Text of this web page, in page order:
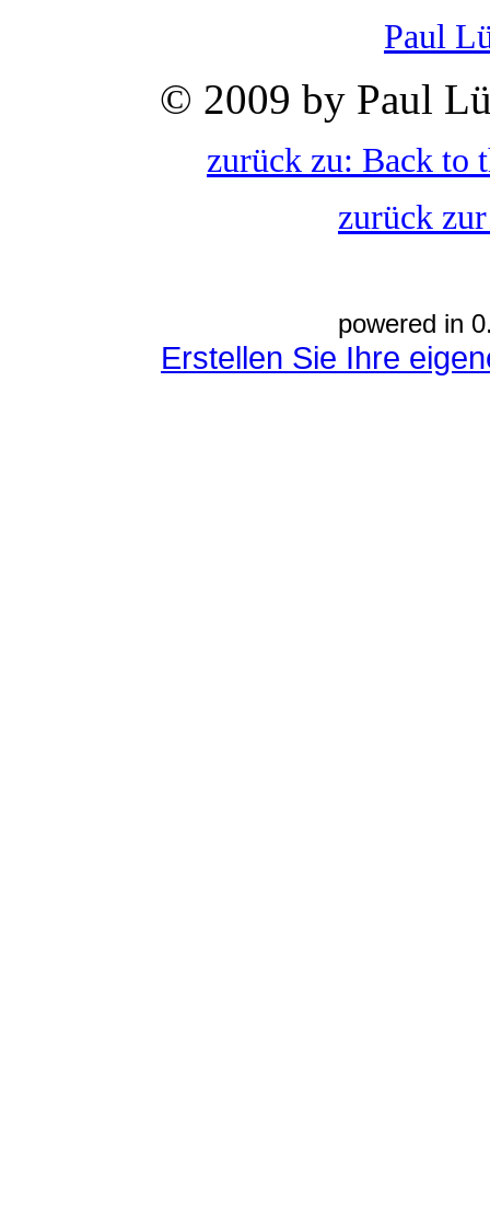
Paul
© 2009 by Paul
zurück zu: Back to
zurück
powered in
Erstellen Sie Ihre